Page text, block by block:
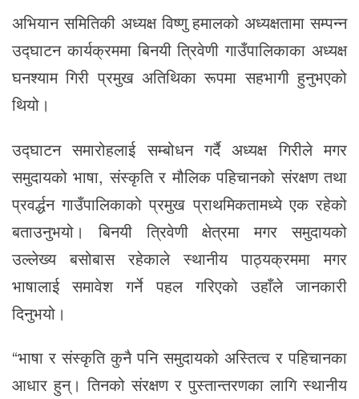
अभियान समितिकी अध्यक्ष विष्णु हमालको अध्यक्षतामा सम्पन्न
उद्घाटन कार्यक्रममा बिनयी त्रिवेणी गाउँपालिकाका अध्यक्ष
घनश्याम गिरी प्रमुख अतिथिका रूपमा सहभागी हुनुभएको
थियो।
उद्घाटन समारोहलाई सम्बोधन गर्दै अध्यक्ष गिरीले मगर
समुदायको भाषा, संस्कृति र मौलिक पहिचानको संरक्षण तथा
प्रवर्द्धन गाउँपालिकाको प्रमुख प्राथमिकतामध्ये एक रहेको
बताउनुभयो। बिनयी त्रिवेणी क्षेत्रमा मगर समुदायको
उल्लेख्य बसोबास रहेकाले स्थानीय पाठ्यक्रममा मगर
भाषालाई समावेश गर्ने पहल गरिएको उहाँले जानकारी
दिनुभयो।
“भाषा र संस्कृति कुनै पनि समुदायको अस्तित्व र पहिचानका
आधार हुन्। तिनको संरक्षण र पुस्तान्तरणका लागि स्थानीय